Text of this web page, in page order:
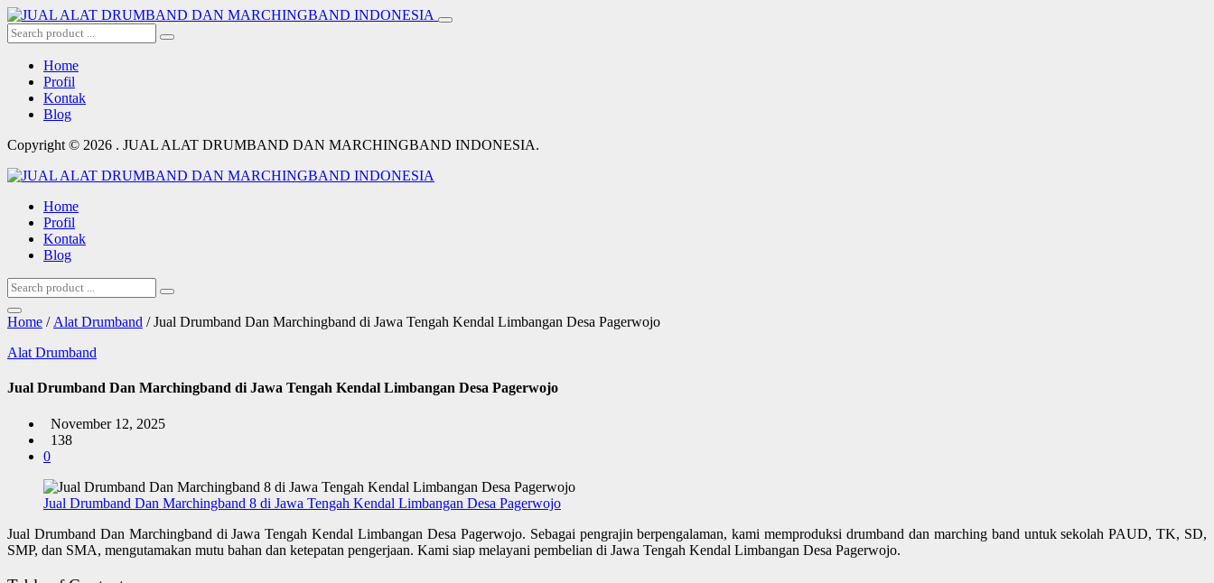
Home
Profil
Kontak
Blog
Copyright © 2026 . JUAL ALAT DRUMBAND DAN MARCHINGBAND INDONESIA.
Home
Profil
Kontak
Blog
Home / Alat Drumband / Jual Drumband Dan Marchingband di Jawa Tengah Kendal Limbangan Desa Pagerwojo
Alat Drumband
Jual Drumband Dan Marchingband di Jawa Tengah Kendal Limbangan Desa Pagerwojo
November 12, 2025
138
0
Jual Drumband Dan Marchingband 8 di Jawa Tengah Kendal Limbangan Desa Pagerwojo
Jual Drumband Dan Marchingband di Jawa Tengah Kendal Limbangan Desa Pagerwojo. Sebagai pengrajin berpengalaman, kami memproduksi drumband dan marching band untuk sekolah PAUD, TK, SD,
SMP, dan SMA, mengutamakan mutu bahan dan ketepatan pengerjaan. Kami siap melayani pembelian di Jawa Tengah Kendal Limbangan Desa Pagerwojo.